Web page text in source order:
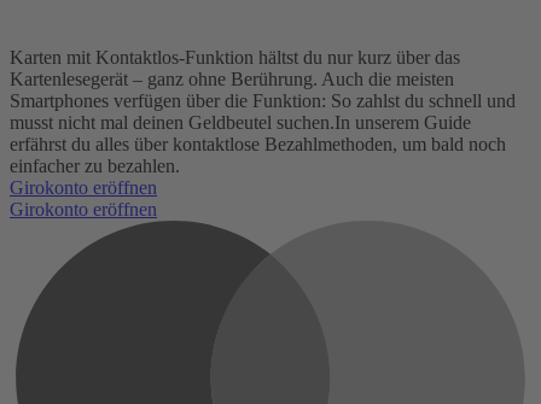
Karten mit Kontaktlos-Funktion hältst du nur kurz über das
Kartenlesegerät – ganz ohne Berührung. Auch die meisten
Smartphones verfügen über die Funktion: So zahlst du schnell und
musst nicht mal deinen Geldbeutel suchen.In unserem Guide
erfährst du alles über kontaktlose Bezahlmethoden, um bald noch
einfacher zu bezahlen.
Girokonto eröffnen
Girokonto eröffnen